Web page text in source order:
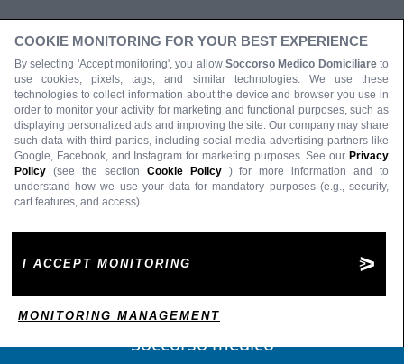
Soccorso medico
COOKIE MONITORING FOR YOUR BEST EXPERIENCE
By selecting 'Accept monitoring', you allow Soccorso Medico Domiciliare to
use cookies, pixels, tags, and similar technologies. We use these
technologies to collect information about the device and browser you use in
order to monitor your activity for marketing and functional purposes, such as
displaying personalized ads and improving the site. Our company may share
such data with third parties, including social media advertising partners like
Google, Facebook, and Instagram for marketing purposes. See our Privacy
Policy (see the section Cookie Policy
) for more information and to
understand how we use your data for mandatory purposes (e.g., security,
cart features, and access).
I ACCEPT MONITORING
MONITORING MANAGEMENT